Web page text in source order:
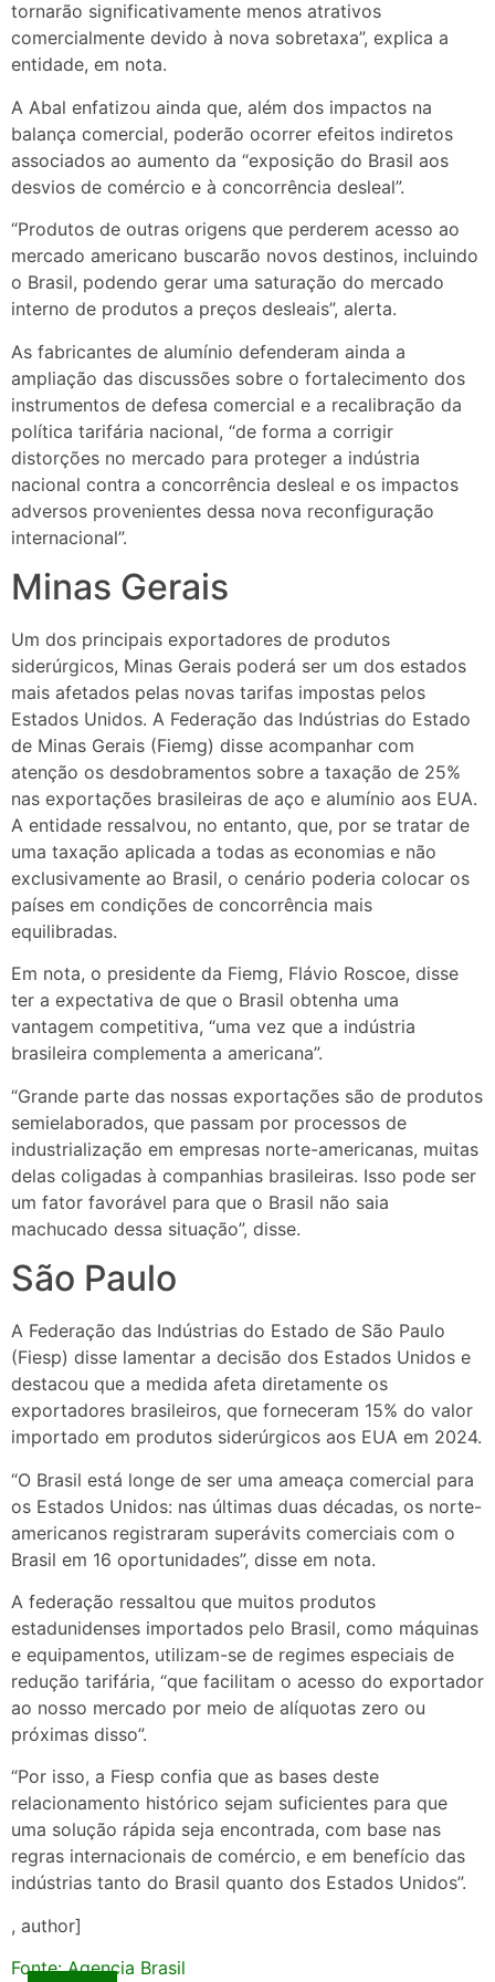
tornarão significativamente menos atrativos
comercialmente devido à nova sobretaxa”, explica a
entidade, em nota.
A Abal enfatizou ainda que, além dos impactos na
balança comercial, poderão ocorrer efeitos indiretos
associados ao aumento da “exposição do Brasil aos
desvios de comércio e à concorrência desleal”.
“Produtos de outras origens que perderem acesso ao
mercado americano buscarão novos destinos, incluindo
o Brasil, podendo gerar uma saturação do mercado
interno de produtos a preços desleais”, alerta.
As fabricantes de alumínio defenderam ainda a
ampliação das discussões sobre o fortalecimento dos
instrumentos de defesa comercial e a recalibração da
política tarifária nacional, “de forma a corrigir
distorções no mercado para proteger a indústria
nacional contra a concorrência desleal e os impactos
adversos provenientes dessa nova reconfiguração
internacional”.
Minas Gerais
Um dos principais exportadores de produtos
siderúrgicos, Minas Gerais poderá ser um dos estados
mais afetados pelas novas tarifas impostas pelos
Estados Unidos. A Federação das Indústrias do Estado
de Minas Gerais (Fiemg) disse acompanhar com
atenção os desdobramentos sobre a taxação de 25%
nas exportações brasileiras de aço e alumínio aos EUA.
A entidade ressalvou, no entanto, que, por se tratar de
uma taxação aplicada a todas as economias e não
exclusivamente ao Brasil, o cenário poderia colocar os
países em condições de concorrência mais
equilibradas.
Em nota, o presidente da Fiemg, Flávio Roscoe, disse
ter a expectativa de que o Brasil obtenha uma
vantagem competitiva, “uma vez que a indústria
brasileira complementa a americana”.
“Grande parte das nossas exportações são de produtos
semielaborados, que passam por processos de
industrialização em empresas norte-americanas, muitas
delas coligadas à companhias brasileiras. Isso pode ser
um fator favorável para que o Brasil não saia
machucado dessa situação”, disse.
São Paulo
A Federação das Indústrias do Estado de São Paulo
(Fiesp) disse lamentar a decisão dos Estados Unidos e
destacou que a medida afeta diretamente os
exportadores brasileiros, que forneceram 15% do valor
importado em produtos siderúrgicos aos EUA em 2024.
“O Brasil está longe de ser uma ameaça comercial para
os Estados Unidos: nas últimas duas décadas, os norte-
americanos registraram superávits comerciais com o
Brasil em 16 oportunidades”, disse em nota.
A federação ressaltou que muitos produtos
estadunidenses importados pelo Brasil, como máquinas
e equipamentos, utilizam-se de regimes especiais de
redução tarifária, “que facilitam o acesso do exportador
ao nosso mercado por meio de alíquotas zero ou
próximas disso”.
“Por isso, a Fiesp confia que as bases deste
relacionamento histórico sejam suficientes para que
uma solução rápida seja encontrada, com base nas
regras internacionais de comércio, e em benefício das
indústrias tanto do Brasil quanto dos Estados Unidos”.
, author]
Fonte: Agencia Brasil